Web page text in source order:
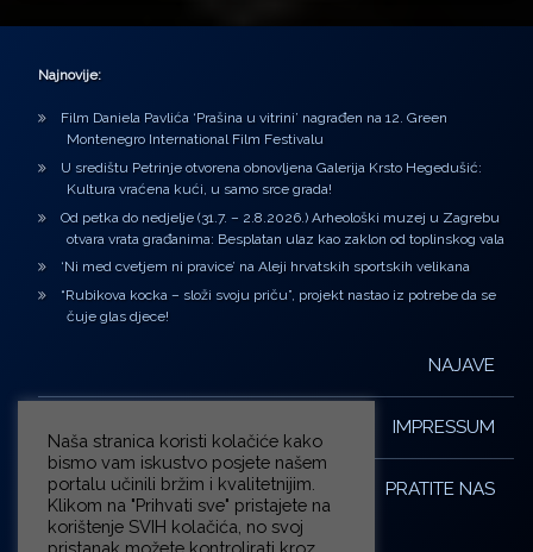
Najnovije:
Film Daniela Pavlića ‘Prašina u vitrini’ nagrađen na 12. Green
Montenegro International Film Festivalu
U središtu Petrinje otvorena obnovljena Galerija Krsto Hegedušić:
Kultura vraćena kući, u samo srce grada!
Od petka do nedjelje (31.7. – 2.8.2026.) Arheološki muzej u Zagrebu
otvara vrata građanima: Besplatan ulaz kao zaklon od toplinskog vala
‘Ni med cvetjem ni pravice’ na Aleji hrvatskih sportskih velikana
“Rubikova kocka – složi svoju priču”, projekt nastao iz potrebe da se
čuje glas djece!
NAJAVE
IMPRESSUM
PRATITE NAS
Naša stranica koristi kolačiće kako
bismo vam iskustvo posjete našem
portalu učinili bržim i kvalitetnijim.
Klikom na "Prihvati sve" pristajete na
korištenje SVIH kolačića, no svoj
pristanak možete kontrolirati kroz